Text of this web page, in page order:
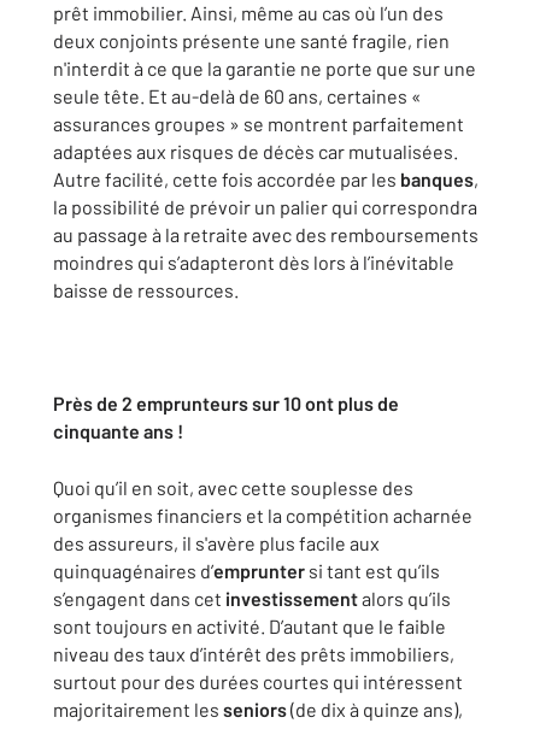
prêt immobilier. Ainsi, même au cas où l’un des
deux conjoints présente une santé fragile, rien
n'interdit à ce que la garantie ne porte que sur une
seule tête. Et au-delà de 60 ans, certaines «
assurances groupes » se montrent parfaitement
adaptées aux risques de décès car mutualisées.
Autre facilité, cette fois accordée par les banques,
la possibilité de prévoir un palier qui correspondra
au passage à la retraite avec des remboursements
moindres qui s’adapteront dès lors à l’inévitable
baisse de ressources.
Près de 2 emprunteurs sur 10 ont plus de
cinquante ans !
Quoi qu’il en soit, avec cette souplesse des
organismes financiers et la compétition acharnée
des assureurs, il s'avère plus facile aux
quinquagénaires d’emprunter si tant est qu’ils
s’engagent dans cet investissementalors qu’ils
sont toujours en activité. D’autant que le faible
niveau des taux d’intérêt des prêts immobiliers,
surtout pour des durées courtes qui intéressent
majoritairement les seniors(de dix à quinze ans),